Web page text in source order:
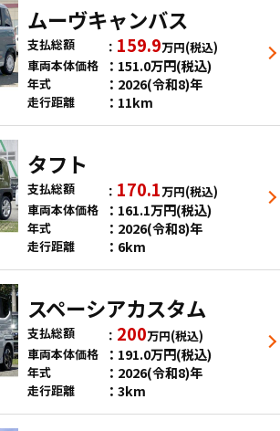
ムーヴキャンバス
支払総額 159.9万円(税込)
車両本体価格
151.0万円(税込)
年式 2026(令和8)年
走行距離 11km
タフト
支払総額 170.1万円(税込)
車両本体価格
161.1万円(税込)
年式 2026(令和8)年
走行距離 6km
スペーシアカスタム
支払総額 200万円(税込)
車両本体価格
191.0万円(税込)
年式 2026(令和8)年
走行距離 3km